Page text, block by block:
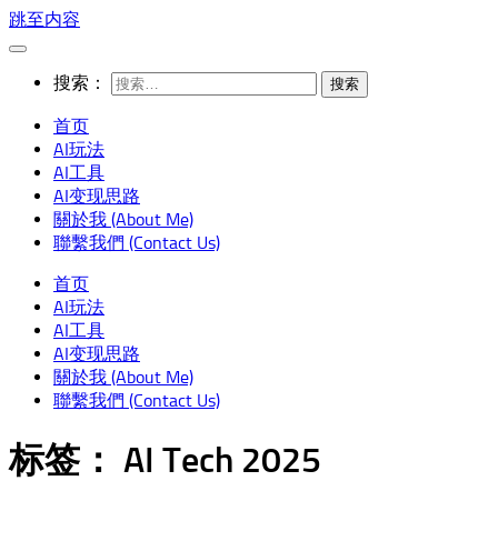
跳至内容
搜索：
首页
AI玩法
AI工具
AI变现思路
關於我 (About Me)
聯繫我們 (Contact Us)
首页
AI玩法
AI工具
AI变现思路
關於我 (About Me)
聯繫我們 (Contact Us)
标签： AI Tech 2025